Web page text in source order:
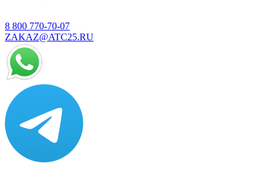
8 800 770-70-07
ZAKAZ@ATC25.RU